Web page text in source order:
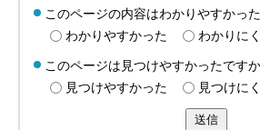
このページの内容はわかりやすかっ
わかりやすかった
わかりに
このページは見つけやすかったです
見つけやすかった
見つけに
送信